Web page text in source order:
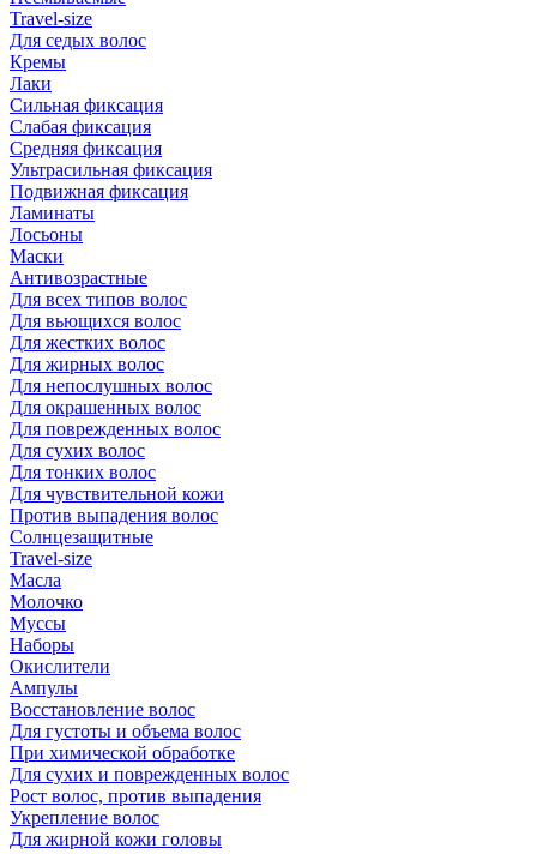
Travel-size
Для седых волос
Кремы
Лаки
Сильная фиксация
Слабая фиксация
Средняя фиксация
Ультрасильная фиксация
Подвижная фиксация
Ламинаты
Лосьоны
Маски
Антивозрастные
Для всех типов волос
Для вьющихся волос
Для жестких волос
Для жирных волос
Для непослушных волос
Для окрашенных волос
Для поврежденных волос
Для сухих волос
Для тонких волос
Для чувствительной кожи
Против выпадения волос
Солнцезащитные
Travel-size
Масла
Молочко
Муссы
Наборы
Окислители
Ампулы
Восстановление волос
Для густоты и объема волос
При химической обработке
Для сухих и поврежденных волос
Рост волос, против выпадения
Укрепление волос
Для жирной кожи головы